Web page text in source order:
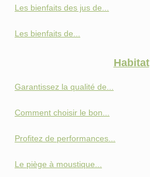
Les bienfaits des jus de...
Les bienfaits de...
Habitat
Garantissez la qualité de...
Comment choisir le bon...
Profitez de performances...
Le piège à moustique...